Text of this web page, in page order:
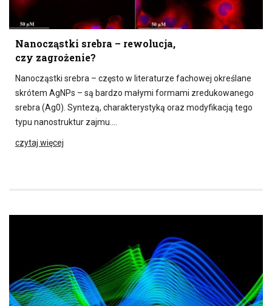
Nanocząstki srebra – rewolucja,
czy zagrożenie?
Nanocząstki srebra – często w literaturze fachowej określane
skrótem AgNPs – są bardzo małymi formami zredukowanego
srebra (Ag0). Syntezą, charakterystyką oraz modyfikacją tego
typu nanostruktur zajmu….
czytaj więcej